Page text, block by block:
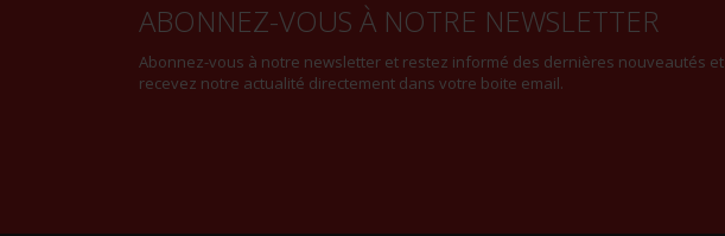
ABONNEZ-VOUS À NOTRE NEWSLETTER
Abonnez-vous à notre newsletter et restez informé des dernières nouveautés et
recevez notre actualité directement dans votre boite email.